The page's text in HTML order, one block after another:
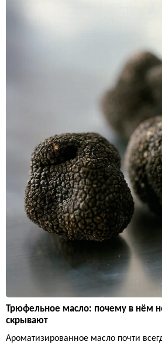
Трюфельное масло: почему в нём
скрывают
Ароматизированное масло почти